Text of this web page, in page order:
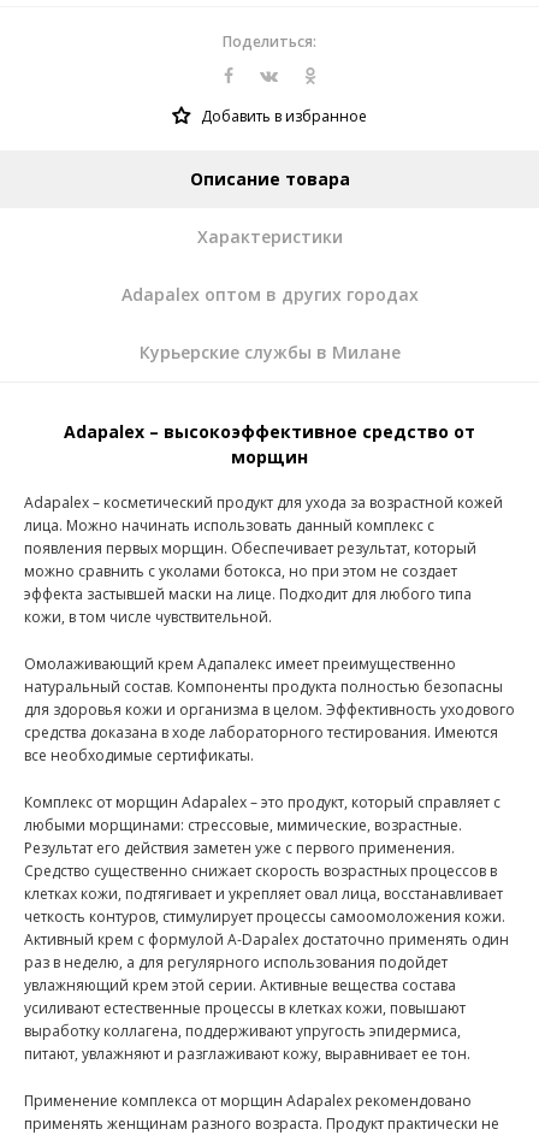
Поделиться:
Добавить в избранное
Описание товара
Характеристики
Adapalex оптом в других городах
Курьерские службы в Милане
Adapalex – высокоэффективное средство от
морщин
Adapalex – косметический продукт для ухода за возрастной кожей
лица. Можно начинать использовать данный комплекс с
появления первых морщин. Обеспечивает результат, который
можно сравнить с уколами ботокса, но при этом не создает
эффекта застывшей маски на лице. Подходит для любого типа
кожи, в том числе чувствительной.
Омолаживающий крем Адапалекс имеет преимущественно
натуральный состав. Компоненты продукта полностью безопасны
для здоровья кожи и организма в целом. Эффективность уходового
средства доказана в ходе лабораторного тестирования. Имеются
все необходимые сертификаты.
Комплекс от морщин Adapalex – это продукт, который справляет с
любыми морщинами: стрессовые, мимические, возрастные.
Результат его действия заметен уже с первого применения.
Средство существенно снижает скорость возрастных процессов в
клетках кожи, подтягивает и укрепляет овал лица, восстанавливает
четкость контуров, стимулирует процессы самоомоложения кожи.
Активный крем с формулой A-Dapalex достаточно применять один
раз в неделю, а для регулярного использования подойдет
увлажняющий крем этой серии. Активные вещества состава
усиливают естественные процессы в клетках кожи, повышают
выработку коллагена, поддерживают упругость эпидермиса,
питают, увлажняют и разглаживают кожу, выравнивает ее тон.
Применение комплекса от морщин Adapalex рекомендовано
применять женщинам разного возраста. Продукт практически не